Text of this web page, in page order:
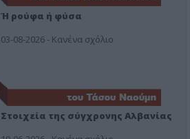
Ή ρούφα ή φύσα
03-08-2026 - Κανένα σχόλιο
Στοιχεία της σύγχρονης Αλβανίας